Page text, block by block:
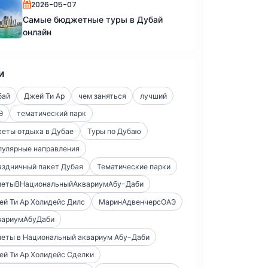
2026-05-07
Самые бюджетные туры в Дубай
онлайн
Джей Ти Ар чем заняться
лучший
тематический парк
отдыха в Дубае
Туры по Дубаю
направления
пакет Дубая
Тематические парки
Даби
Ти Ар Холидейс Дилс
МаринАдвенчерсОАЭ
в Национальный аквариум Абу-Даби
Ти Ар Холидейс Сделки